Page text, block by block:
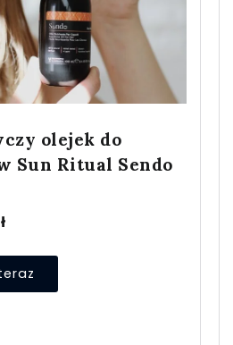
olejek do
Sun Ritual Sendo